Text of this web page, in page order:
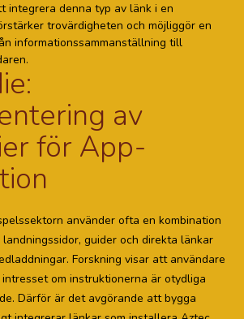
integrera denna typ av länk i en
trovärdigheten och möjliggör en
informationssammanställning till
av
för App-
använder ofta en kombination
guider och direkta länkar
Forskning visar att användare
om instruktionerna är otydliga
Därför är det avgörande att bygga